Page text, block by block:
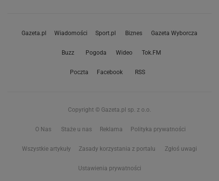
Gazeta.pl Wiadomości Sport.pl Biznes Gazeta Wyborcza
Buzz Pogoda Wideo Tok.FM
Poczta Facebook RSS
Copyright © Gazeta.pl sp. z o.o.
O Nas Staże u nas Reklama Polityka prywatności
Wszystkie artykuły Zasady korzystania z portalu Zgłoś uwagi
Ustawienia prywatności